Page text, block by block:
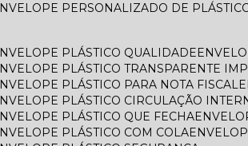
ENVELOPE PERSONALIZADO DE
ENVELOPE PLÁSTICO QUALIDADE
ENVELOPE PLÁSTICO TRANSPARENTE
ENVELOPE PLÁSTICO PARA NOTA FISCAL
ENVELOPE PLÁSTICO CIRCULAÇÃO
ENVELOPE PLÁSTICO QUE FECHA
ENVELOPE PLÁSTICO COM COLA